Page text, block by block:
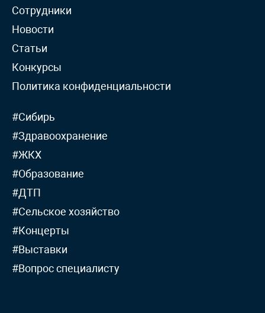
Сотрудники
Новости
Статьи
Конкурсы
Политика конфиденциальности
#Сибирь
#Здравоохранение
#ЖКХ
#Образование
#ДТП
#Сельское хозяйство
#Концерты
#Выставки
#Вопрос специалисту